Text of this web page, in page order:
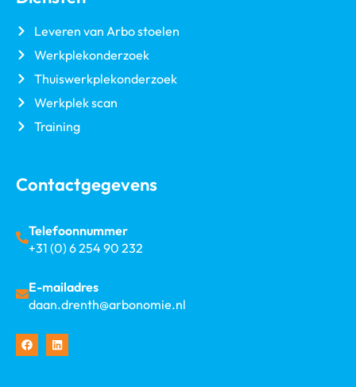
Leveren van Arbo stoelen
Werkplekonderzoek
Thuiswerkplekonderzoek
Werkplek scan
Training
Contactgegevens
Telefoonnummer
+31 (0) 6 254 90 232
E-mailadres
daan.drenth@arbonomie.nl